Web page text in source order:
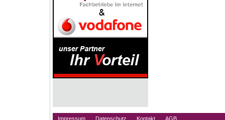
Impressum Datenschutz Kontakt AGB